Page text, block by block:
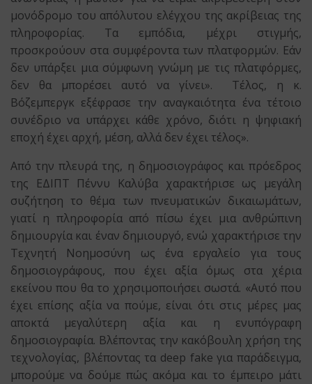
μονόδρομο του απόλυτου ελέγχου της ακρίβειας της
πληροφορίας. Τα εμπόδια, μέχρι στιγμής,
προσκρούουν στα συμφέροντα των πλατφορμών. Εάν
δεν υπάρξει μια σύμφωνη γνώμη με τις πλατφόρμες,
δεν θα μπορέσει αυτό να γίνει». Τέλος, η κ.
Βόζεμπεργκ εξέφρασε την αναγκαιότητα ένα τέτοιο
συνέδριο να υπάρχει κάθε χρόνο, διότι η ψηφιακή
εποχή έχει αρχή, μέση, αλλά δεν έχει τέλος».
Από την πλευρά της, η δημοσιογράφος και πρόεδρος
της ΕΔΙΠΤ Πέννυ Καλύβα χαρακτήρισε ως μεγάλη
συζήτηση το θέμα των πνευματικών δικαιωμάτων,
γιατί η πληροφορία από πίσω έχει μια ανθρώπινη
δημιουργία και έναν δημιουργό, ενώ χαρακτήρισε την
Τεχνητή Νοημοσύνη ως ένα εργαλείο για τους
δημοσιογράφους, που έχει αξία όμως στα χέρια
εκείνου που θα το χρησιμοποιήσει σωστά. «Αυτό που
έχει επίσης αξία να πούμε, είναι ότι στις μέρες μας
αποκτά μεγαλύτερη αξία και η ενυπόγραφη
δημοσιογραφία. Βλέποντας την κακόβουλη χρήση της
τεχνολογίας, βλέποντας τα deep fake για παράδειγμα,
μπορούμε να δούμε πώς ακόμα και το έμπειρο μάτι